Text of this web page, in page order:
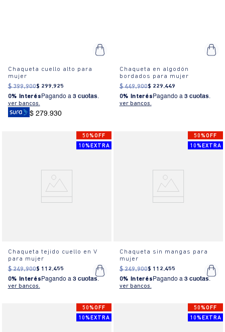
Chaqueta cuello alto para
mujer
$ 399.900$ 299.925
0% Interés Pagando a 3 cuotas.
ver bancos.
$ 279.930
Chaqueta en algodón
bordados para mujer
$ 449.900$ 229.449
0% Interés Pagando a 3 cuotas.
ver bancos.
50%OFF
10%EXTRA
Chaqueta tejido cuello en V
para mujer
$ 249.900$ 112.455
0% Interés Pagando a 3 cuotas.
ver bancos.
50%OFF
10%EXTRA
Chaqueta sin mangas para
mujer
$ 249.900$ 112.455
0% Interés Pagando a 3 cuotas.
ver bancos.
50%OFF
10%EXTRA
50%OFF
10%EXTRA